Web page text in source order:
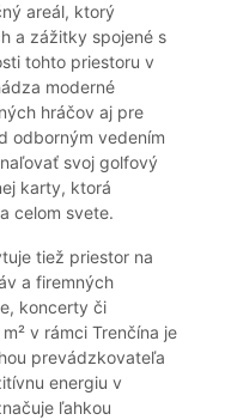
areál, ktorý
a zážitky spojené s
tohto priestoru v
moderné
hráčov aj pre
odborným vedením
svoj golfový
karty, ktorá
celom svete.
tiež priestor na
a firemných
koncerty či
v rámci Trenčína je
prevádzkovateľa
energiu v
ľahkou